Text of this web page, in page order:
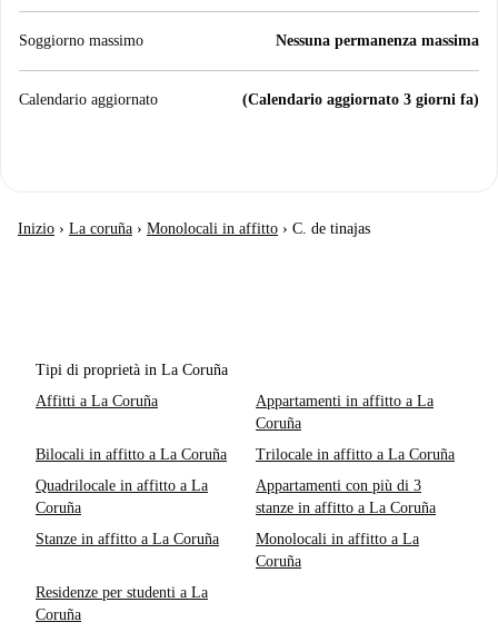
Soggiorno massimo Nessuna permanenza massima
Calendario aggiornato (Calendario aggiornato 3 giorni fa)
Inizio › La coruña › Monolocali in affitto › C. de tinajas
Tipi di proprietà in La Coruña
Affitti a La Coruña
Appartamenti in affitto a La
Coruña
Bilocali in affitto a La Coruña
Trilocale in affitto a La Coruña
Quadrilocale in affitto a La
Coruña
Appartamenti con più di 3
stanze in affitto a La Coruña
Stanze in affitto a La Coruña
Monolocali in affitto a La
Coruña
Residenze per studenti a La
Coruña